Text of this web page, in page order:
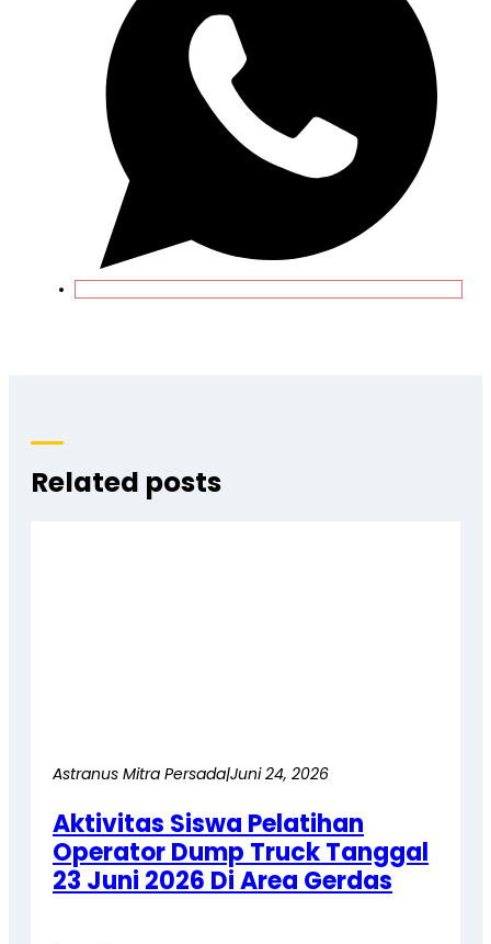
Related posts
Astranus Mitra Persada|Juni 24, 2026
Aktivitas Siswa Pelatihan
Operator Dump Truck Tanggal
23 Juni 2026 Di Area Gerdas